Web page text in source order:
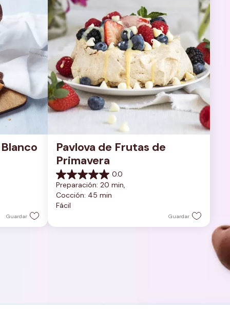
Guardar
Pavlova de Frutas de
Primavera
0.0
0.0
de
5
estrellas.
Preparación: 20 min,
Cocción: 45 min
Fácil
Guardar